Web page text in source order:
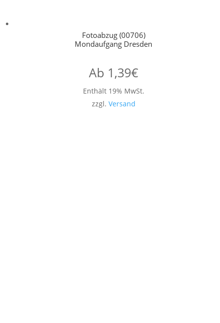
Fotoabzug (00706)
Mondaufgang Dresden
Ab 1,39€
Enthält 19% MwSt.
zzgl. Versand